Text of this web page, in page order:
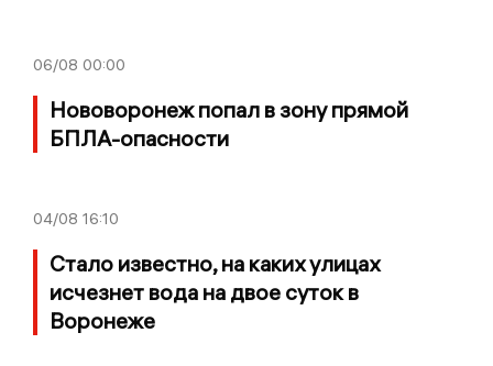
06/08 00:00
Нововоронеж попал в зону прямой
БПЛА-опасности
04/08 16:10
Стало известно, на каких улицах
исчезнет вода на двое суток в
Воронеже